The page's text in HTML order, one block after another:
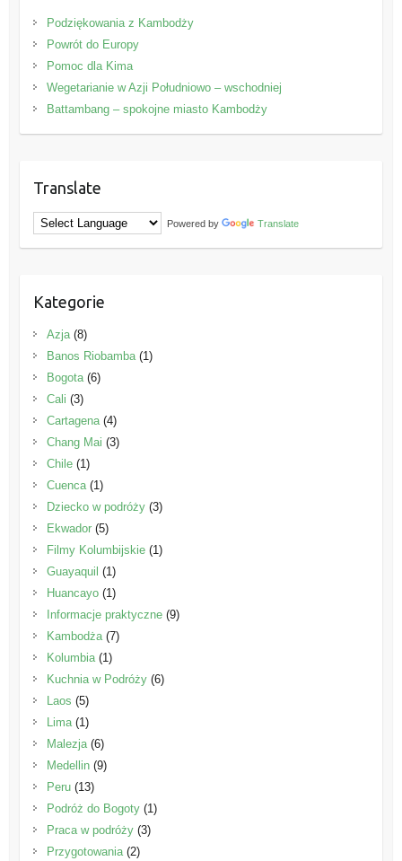
Podziękowania z Kambodży
Powrót do Europy
Pomoc dla Kima
Wegetarianie w Azji Południowo – wschodniej
Battambang – spokojne miasto Kambodży
Translate
Powered by Translate
Kategorie
Azja(8)
Banos Riobamba(1)
Bogota(6)
Cali (3)
Cartagena(4)
Chang Mai (3)
Chile(1)
Cuenca(1)
Dziecko w podróży(3)
Ekwador(5)
Filmy Kolumbijskie(1)
Guayaquil (1)
Huancayo(1)
Informacje praktyczne(9)
Kambodża(7)
Kolumbia(1)
Kuchnia w Podróży(6)
Laos (5)
Lima(1)
Malezja(6)
Medellin(9)
Peru(13)
Podróż do Bogoty(1)
Praca w podróży(3)
Przygotowania(2)